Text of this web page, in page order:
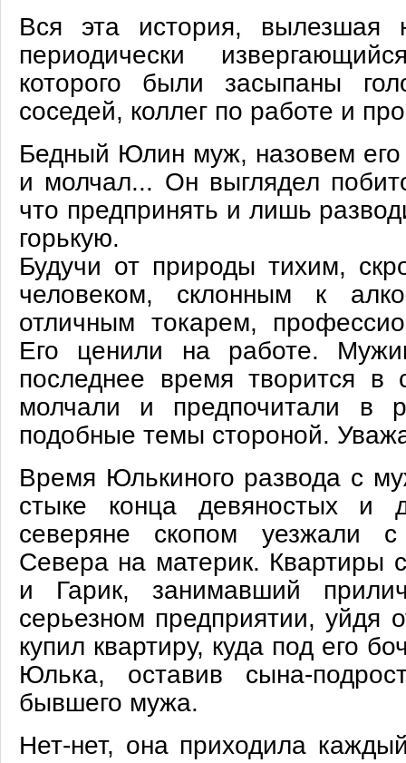
Вся эта история, вылезшая
периодически
которого были засыпаны
соседей, коллег по работе и
Бедный Юлин муж, назовем
и молчал... Он выглядел
что предпринять и лишь
горькую.
Будучи от природы тихим,
человеком, склонным к
отличным токарем,
Его ценили на работе.
последнее время творится в
молчали и предпочитали в
подобные темы стороной.
Время Юлькиного развода с
стыке конца девяностых и
северяне скопом уезжали
Севера на материк. Квартиры
и Гарик, занимавший
серьезном предприятии, уйдя
купил квартиру, куда под его
Юлька, оставив сына-
бывшего мужа.
Нет-нет, она приходила